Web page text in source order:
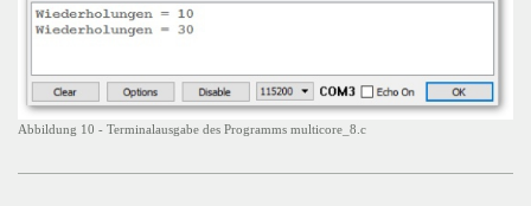
Abbildung 10 - Terminalausgabe des Programms multicore_8.c